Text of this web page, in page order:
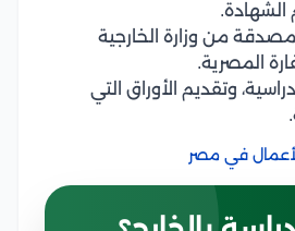
الشهادة.
مصدقة من وزارة الخارجية
المصرية.
وتقديم الأوراق التي
في مصر